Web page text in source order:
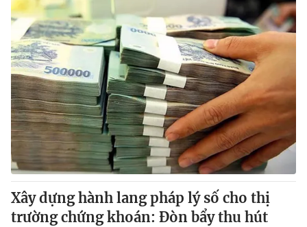
Xây dựng hành lang pháp lý số cho thị
trường chứng khoán: Đòn bẩy thu hút